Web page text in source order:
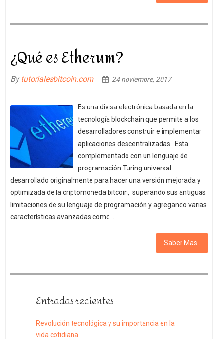
¿Qué es Etherum?
By tutorialesbitcoin.com 24 noviembre, 2017
Es una divisa electrónica basada en la
tecnología blockchain que permite a los
desarrolladores construir e implementar
aplicaciones descentralizadas. Esta
complementado con un lenguaje de
programación Turing universal
desarrollado originalmente para hacer una versión mejorada y
optimizada de la criptomoneda bitcoin, superando sus antiguas
limitaciones de su lenguaje de programación y agregando varias
características avanzadas como …
Saber Mas..
Entradas recientes
Revolución tecnológica y su importancia en la
vida cotidiana